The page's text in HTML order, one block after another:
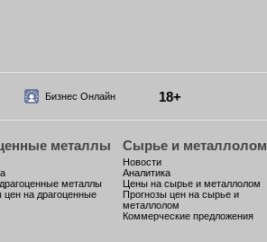
Бизнес Онлайн 18+
металлы
металлы
цен на драгоценные
Сырье и металлолом
Новости
Аналитика
Цены на сырье и металлолом
Прогнозы цен на сырье и
металлолом
Коммерческие предложения